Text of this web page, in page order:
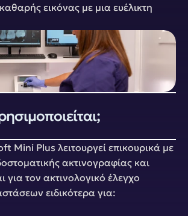
εικόνας με μια ευέλικτη
Mini Plus λειτουργεί επικουρικά με
ακτινογραφίας και
για τον ακτινολογικό έλεγχο
ειδικότερα για: